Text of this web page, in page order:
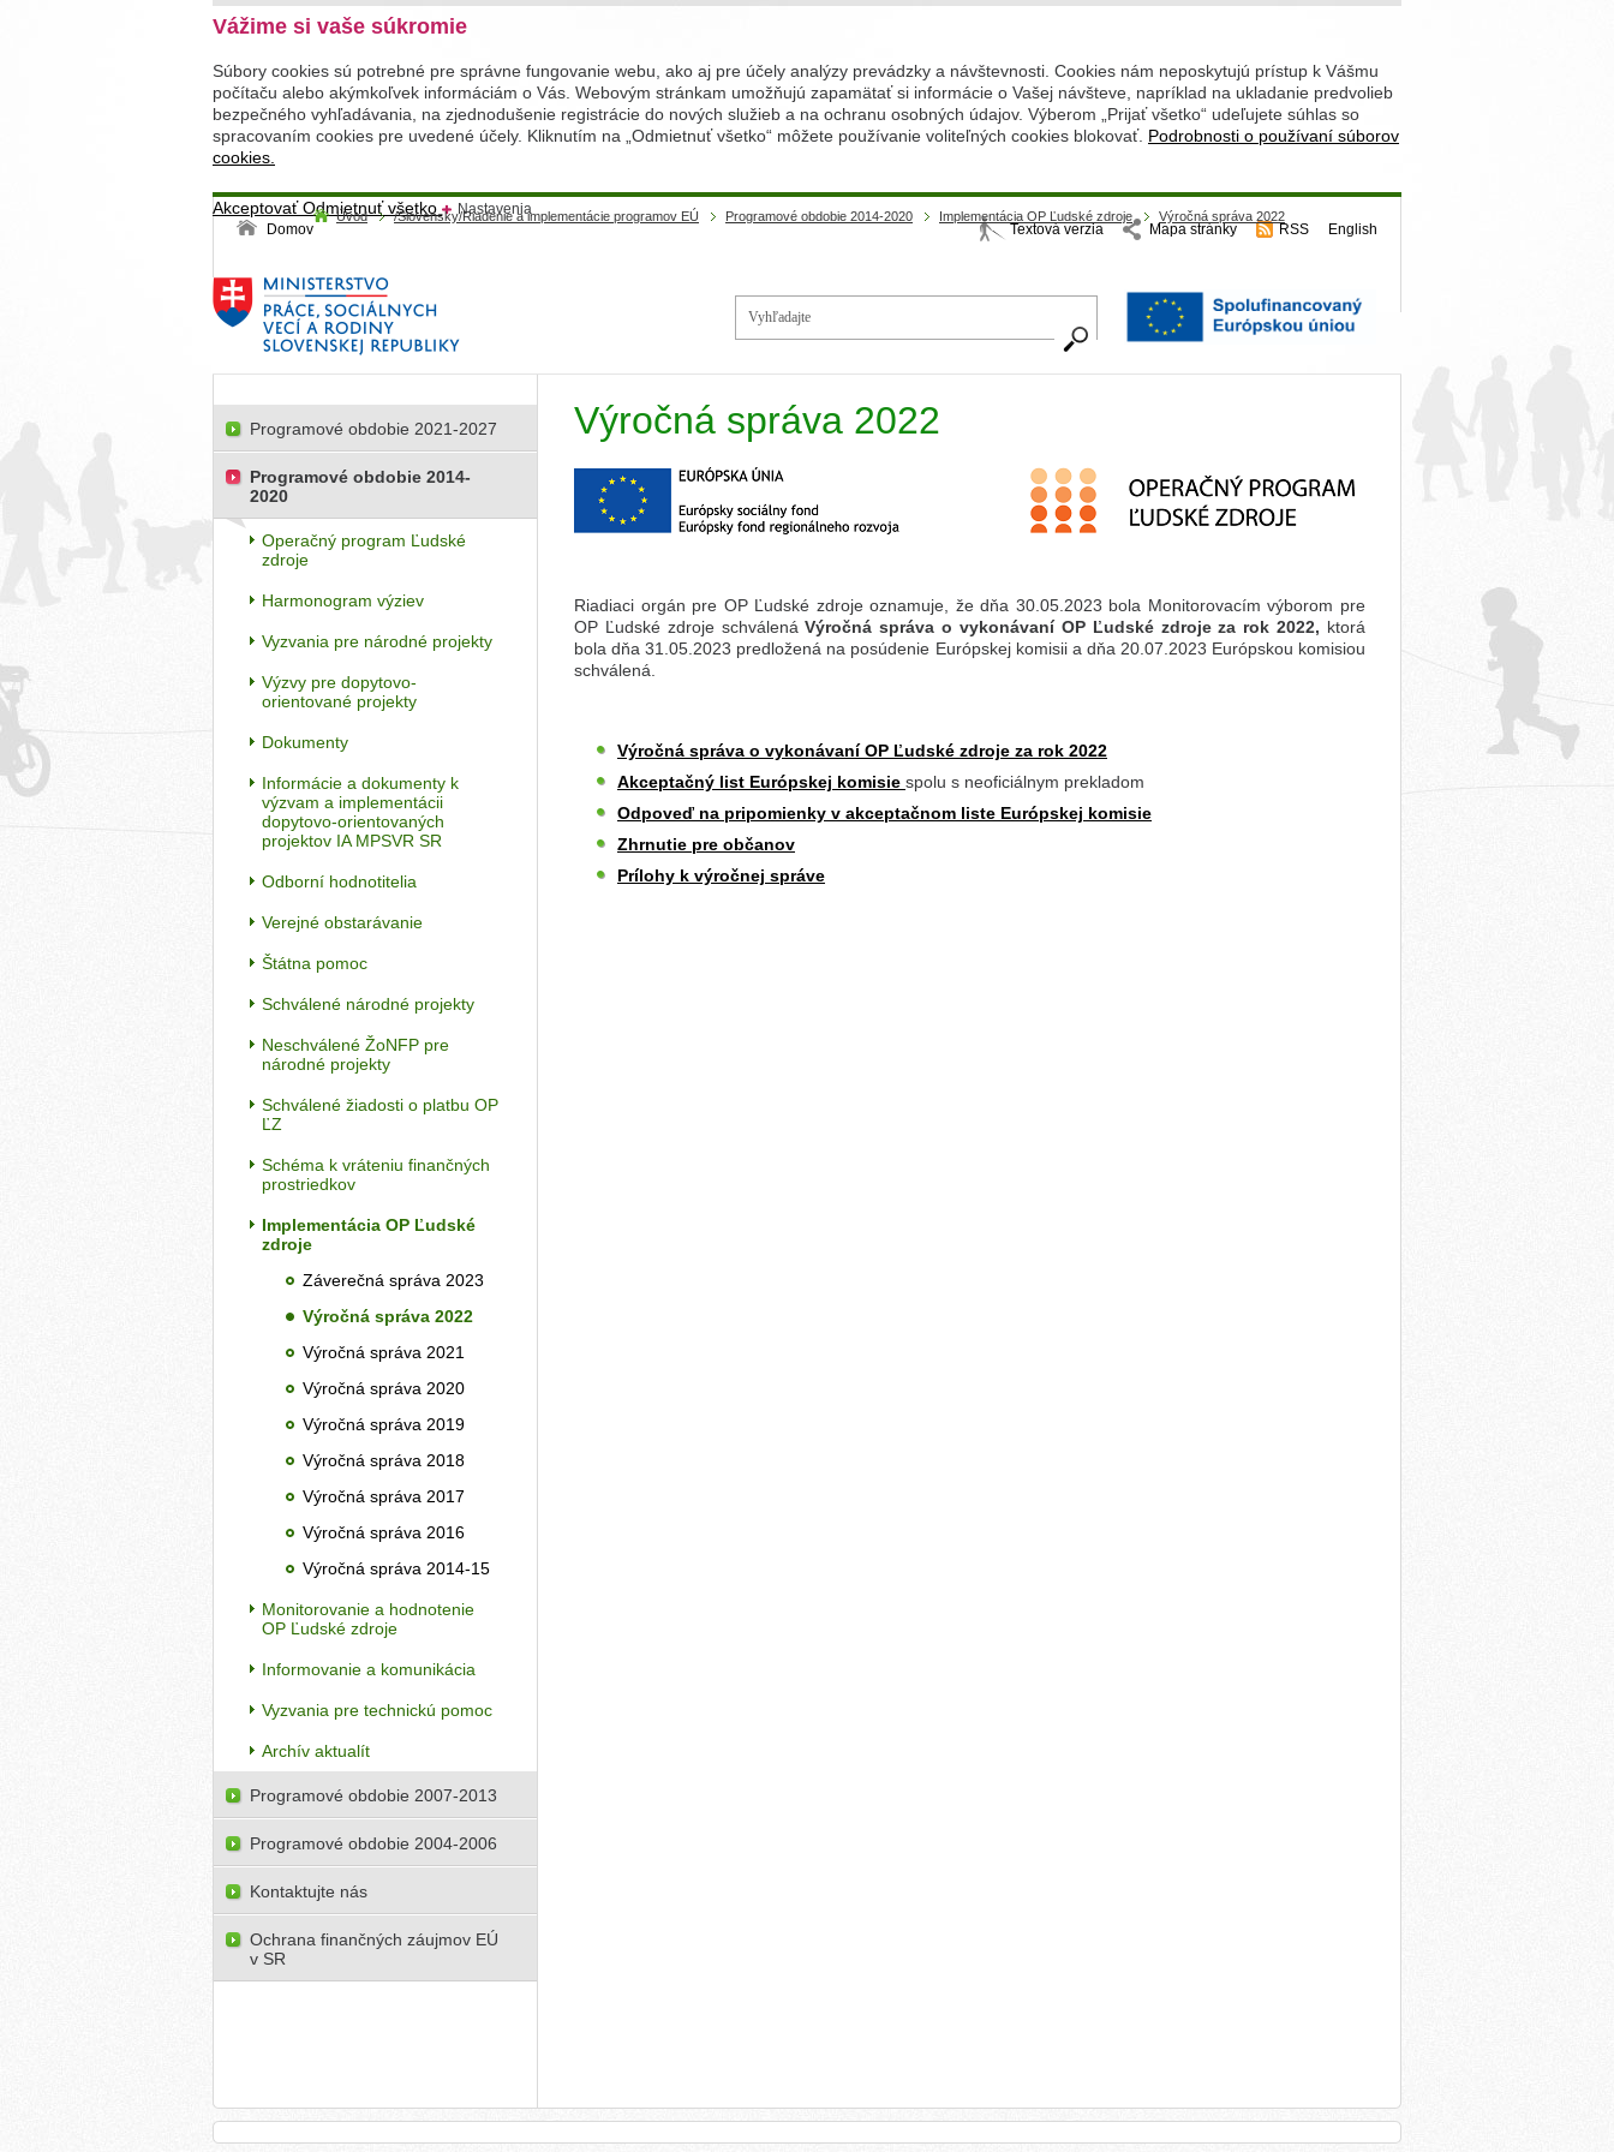
Vážime si vaše súkromie
Súbory cookies sú potrebné pre správne fungovanie webu, ako aj pre účely analýzy prevádzky a návštevnosti. Cookies nám neposkytujú prístup k Vášmu
počítaču alebo akýmkoľvek informáciám o Vás. Webovým stránkam umožňujú zapamätať si informácie o Vašej návšteve, napríklad na ukladanie predvolieb
bezpečného vyhľadávania, na zjednodušenie registrácie do nových služieb a na ochranu osobných údajov. Výberom „Prijať všetko“ udeľujete súhlas so
spracovaním cookies pre uvedené účely. Kliknutím na „Odmietnuť všetko“ môžete používanie voliteľných cookies blokovať. Podrobnosti o používaní súborov
cookies.
AkceptovaťOdmietnuť všetko
Nastavenia
Domov
Textová verzia Mapa stránky RSS English
Úvod /Slovensky/Riadenie a implementácie programov EÚ Programové obdobie 2014-2020 Implementácia OP Ľudské zdroje Výročná správa 2022
Výročná správa 2022
Riadiaci orgán pre OP Ľudské zdroje oznamuje, že dňa 30.05.2023 bola Monitorovacím výborom pre
OP Ľudské zdroje schválenáVýročná správa o vykonávaní OP Ľudské zdroje za rok 2022, ktorá
bola dňa 31.05.2023 predložená na posúdenie Európskej komisii a dňa 20.07.2023 Európskou komisiou
schválená.
Výročná správa o vykonávaní OP Ľudské zdroje za rok 2022
Akceptačný list Európskej komisie spolu s neoficiálnym prekladom
Odpoveď na pripomienky v akceptačnom liste Európskej komisie
Zhrnutie pre občanov
Prílohy k výročnej správe
Programové obdobie 2021-2027
Programové obdobie 2014-
2020
Operačný program Ľudské
zdroje
Harmonogram výziev
Vyzvania pre národné projekty
Výzvy pre dopytovo-
orientované projekty
Dokumenty
Informácie a dokumenty k
výzvam a implementácii
dopytovo-orientovaných
projektov IA MPSVR SR
Odborní hodnotitelia
Verejné obstarávanie
Štátna pomoc
Schválené národné projekty
Neschválené ŽoNFP pre
národné projekty
Schválené žiadosti o platbu OP
ĽZ
Schéma k vráteniu finančných
prostriedkov
Implementácia OP Ľudské
zdroje
Záverečná správa 2023
Výročná správa 2022
Výročná správa 2021
Výročná správa 2020
Výročná správa 2019
Výročná správa 2018
Výročná správa 2017
Výročná správa 2016
Výročná správa 2014-15
Monitorovanie a hodnotenie
OP Ľudské zdroje
Informovanie a komunikácia
Vyzvania pre technickú pomoc
Archív aktualít
Programové obdobie 2007-2013
Programové obdobie 2004-2006
Kontaktujte nás
Ochrana finančných záujmov EÚ
v SR